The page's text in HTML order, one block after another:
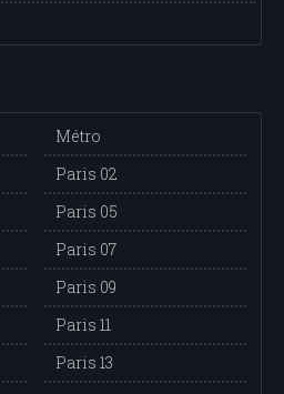
Métro
Paris 02
Paris 05
Paris 07
Paris 09
Paris 11
Paris 13